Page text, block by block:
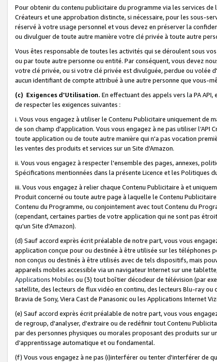
Pour obtenir du contenu publicitaire du programme via les services
Créateurs et une approbation distincte, si nécessaire, pour les sous-
réservé à votre usage personnel et vous devez en préserver la
ou divulguer de toute autre manière votre clé privée à toute autre
Vous êtes responsable de toutes les activités qui se déroulent sous
ou par toute autre personne ou entité. Par conséquent, vous devez
votre clé privée, ou si votre clé privée est divulguée, perdue ou volée
aucun identifiant de compte attribué à une autre personne que vous-
(c) Exigences d'Utilisation. En effectuant des appels vers la PA
de respecter les exigences suivantes :
i. Vous vous engagez à utiliser le Contenu Publicitaire uniquement de
de son champ d'application. Vous vous engagez à ne pas utiliser l’API
toute application ou de toute autre manière qui n'a pas vocation
les ventes des produits et services sur un Site d'Amazon.
ii. Vous vous engagez à respecter l'ensemble des pages, annexes,
Spécifications mentionnées dans la présente Licence et les Politiques
iii. Vous vous engagez à relier chaque Contenu Publicitaire à et
Produit concerné ou toute autre page à laquelle le Contenu
Contenu du Programme, ou conjointement avec tout Contenu du
(cependant, certaines parties de votre application qui ne sont pas
qu'un Site d'Amazon).
(d) Sauf accord exprès écrit préalable de notre part, vous vous
application conçue pour ou destinée à être utilisée sur les téléphones
non conçus ou destinés à être utilisés avec de tels dispositifs, mais
appareils mobiles accessible via un navigateur Internet sur une
Applications Mobiles ou (3) tout boîtier décodeur de télévision (par
satellite, des lecteurs de flux vidéo en continu, des lecteurs Blu-ray
Bravia de Sony, Viera Cast de Panasonic ou les Applications Internet
(e) Sauf accord exprès écrit préalable de notre part, vous vous
de regroup, d'analyser, d'extraire ou de redéfinir tout Contenu
par des personnes physiques ou morales proposant des produits sur
d’apprentissage automatique et ou fondamental.
(f) Vous vous engagez à ne pas (i)interférer ou tenter d'interférer de